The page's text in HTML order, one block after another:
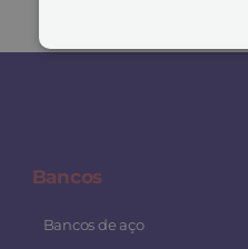
Bancos
Bancos de aço